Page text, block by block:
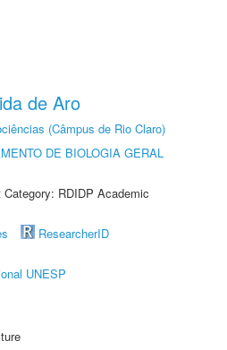
de Aro
(Câmpus de Rio Claro)
DE BIOLOGIA GERAL
RDIDP Academic
ResearcherID
UNESP